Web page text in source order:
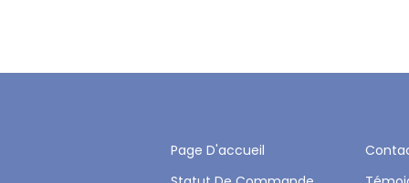
Page D'accueil